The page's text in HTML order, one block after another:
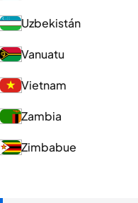
Uzbekistán
Vanuatu
Vietnam
Zambia
Zimbabue